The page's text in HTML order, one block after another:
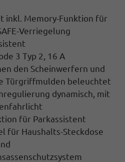
inkl. Memory-Funktion für
Verriegelung
3 Typ 2, 16 A
den Scheinwerfern und
Türgriffmulden beleuchtet
dynamisch, mit
für Parkassistent
für Haushalts-Steckdose